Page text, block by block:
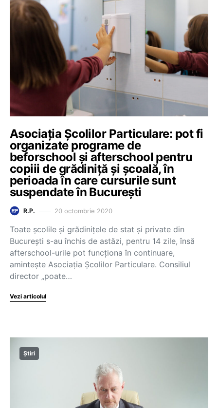
Asociația Școlilor Particulare: pot fi
organizate programe de
beforschool și afterschool pentru
copiii de grădiniță și școală, în
perioada în care cursurile sunt
suspendate în București
R.P. 20 octombrie 2020
Toate școlile și grădinițele de stat și private din
București s-au închis de astăzi, pentru 14 zile, însă
afterschool-urile pot funcționa în continuare,
amintește Asociația Școlilor Particulare. Consiliul
director „poate…
Vezi articolul
Știri